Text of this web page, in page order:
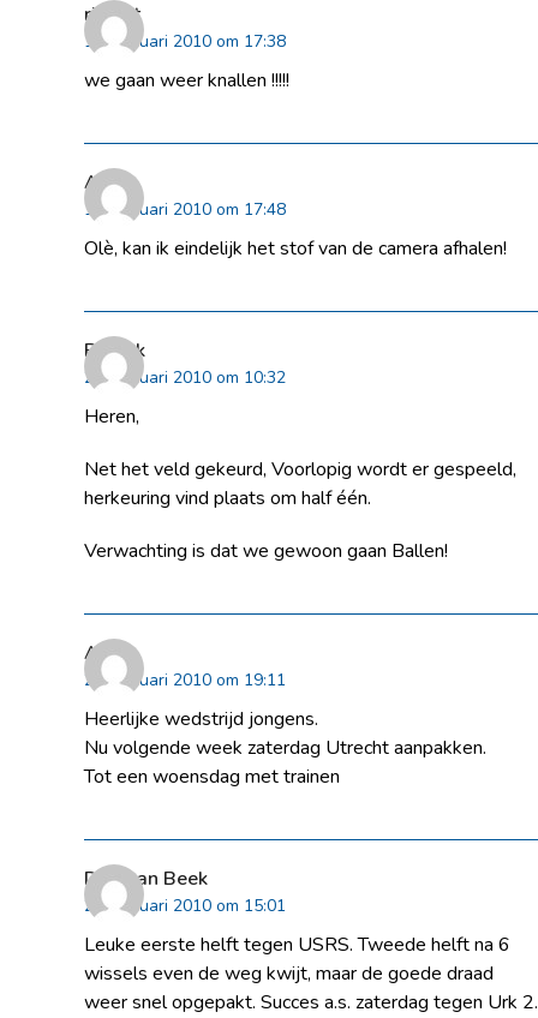
rikkert
19 februari 2010 om 17:38
we gaan weer knallen !!!!!
Anton
19 februari 2010 om 17:48
Olè, kan ik eindelijk het stof van de camera afhalen!
Patrick
20 februari 2010 om 10:32
Heren,
Net het veld gekeurd, Voorlopig wordt er gespeeld,
herkeuring vind plaats om half één.
Verwachting is dat we gewoon gaan Ballen!
Arjen
21 februari 2010 om 19:11
Heerlijke wedstrijd jongens.
Nu volgende week zaterdag Utrecht aanpakken.
Tot een woensdag met trainen
Dick van Beek
22 februari 2010 om 15:01
Leuke eerste helft tegen USRS. Tweede helft na 6
wissels even de weg kwijt, maar de goede draad
weer snel opgepakt. Succes a.s. zaterdag tegen Urk 2.